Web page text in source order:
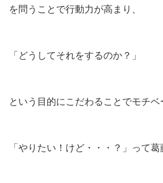
を問うことで行動力が高まり、
「どうしてそれをするのか？」
という目的にこだわることでモチベ
「やりたい！けど・・・？」って葛